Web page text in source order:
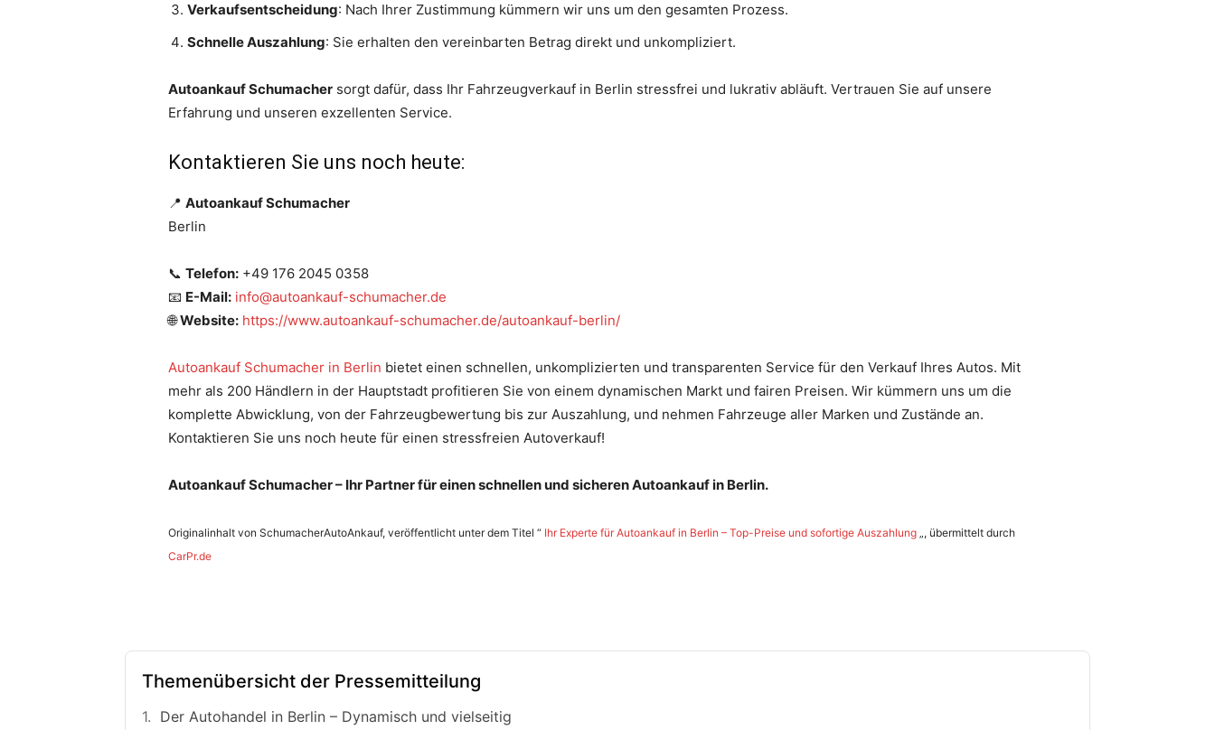
Verkaufsentscheidung: Nach Ihrer Zustimmung kümmern wir uns um den gesamten Prozess.
Schnelle Auszahlung: Sie erhalten den vereinbarten Betrag direkt und unkompliziert.
Autoankauf Schumacher sorgt dafür, dass Ihr Fahrzeugverkauf in Berlin stressfrei und lukrativ abläuft. Vertrauen Sie auf unsere
Erfahrung und unseren exzellenten Service.
Kontaktieren Sie uns noch heute:
📍 Autoankauf Schumacher
Berlin
📞 Telefon: +49 176 2045 0358
📧 E-Mail: info@autoankauf-schumacher.de
🌐Website: https://www.autoankauf-schumacher.de/autoankauf-berlin/
Autoankauf Schumacher in Berlin bietet einen schnellen, unkomplizierten und transparenten Service für den Verkauf Ihres Autos. Mit
mehr als 200 Händlern in der Hauptstadt profitieren Sie von einem dynamischen Markt und fairen Preisen. Wir kümmern uns um die
komplette Abwicklung, von der Fahrzeugbewertung bis zur Auszahlung, und nehmen Fahrzeuge aller Marken und Zustände an.
Kontaktieren Sie uns noch heute für einen stressfreien Autoverkauf!
Autoankauf Schumacher – Ihr Partner für einen schnellen und sicheren Autoankauf in Berlin.
Originalinhalt von SchumacherAutoAnkauf, veröffentlicht unter dem Titel “ Ihr Experte für Autoankauf in Berlin – Top-Preise und sofortige Auszahlung „, übermittelt durch
CarPr.de
Themenübersicht der Pressemitteilung
Der Autohandel in Berlin – Dynamisch und vielseitig